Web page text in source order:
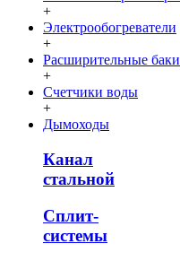
+
Электрообогреватели
+
Расширительные баки
+
Счетчики воды
+
Дымоходы
Канал
стальной
Сплит-
системы